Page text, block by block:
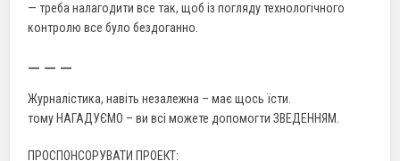
— треба налагодити все так, щоб із погляду технологічного
контролю все було бездоганно.
— — —
Журналістика, навіть незалежна – має щось їсти.
тому НАГАДУЄМО – ви всі можете допомогти ЗВЕДЕННЯМ.
ПРОСПОНСОРУВАТИ ПРОЕКТ: